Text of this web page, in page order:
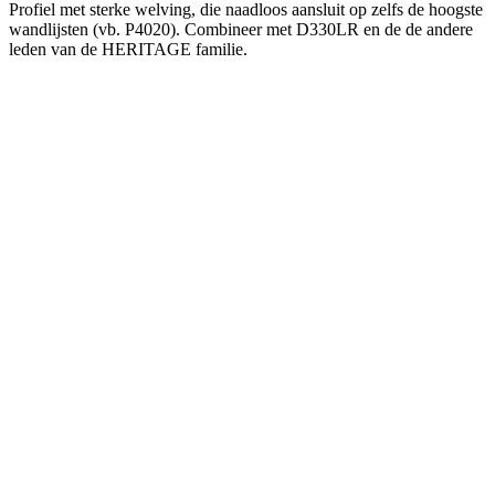
Profiel met sterke welving, die naadloos aansluit op zelfs de hoogste
wandlijsten (vb. P4020). Combineer met D330LR en de de andere
leden van de HERITAGE familie.